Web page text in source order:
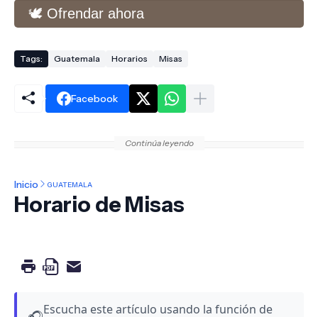
🕊️ Ofrendar ahora
Tags: Guatemala Horarios Misas
Facebook
Continúa leyendo
Inicio GUATEMALA
Horario de Misas
Escucha este artículo usando la función de